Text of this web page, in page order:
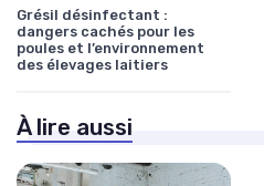
Grésil désinfectant :
dangers cachés pour les
poules et l’environnement
des élevages laitiers
À lire aussi